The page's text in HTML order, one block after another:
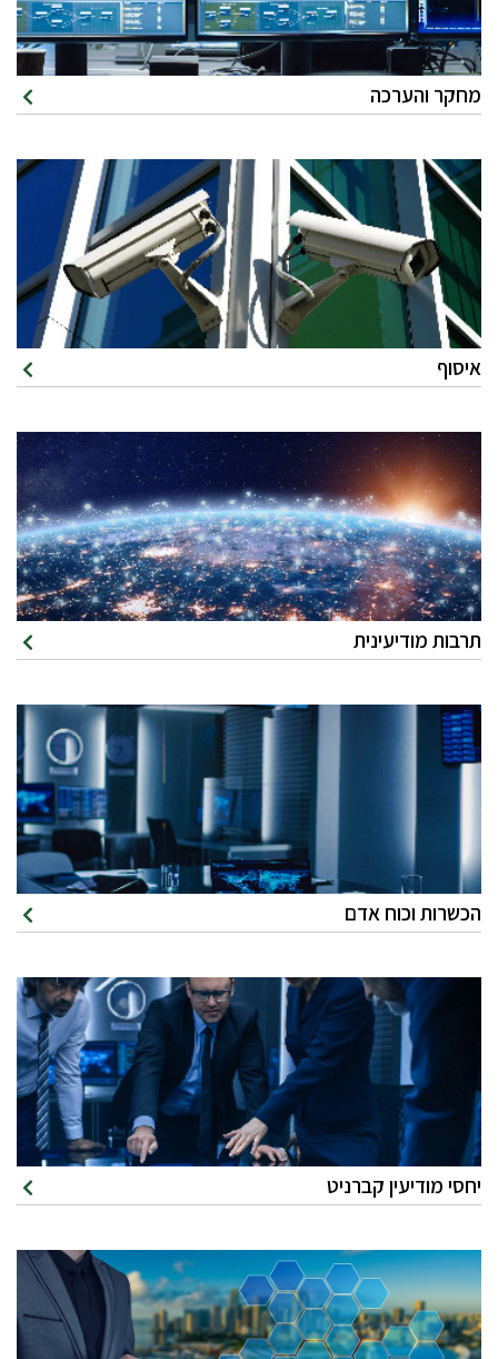
מחקר והערכה
איסוף
תרבות מודיעינית
הכשרות וכוח אדם
יחסי מודיעין קברניט